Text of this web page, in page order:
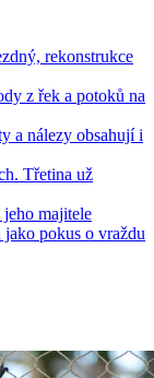
rekonstrukce
z řek a potoků na
a nálezy obsahují i
Třetina už
majitele
pokus o vraždu